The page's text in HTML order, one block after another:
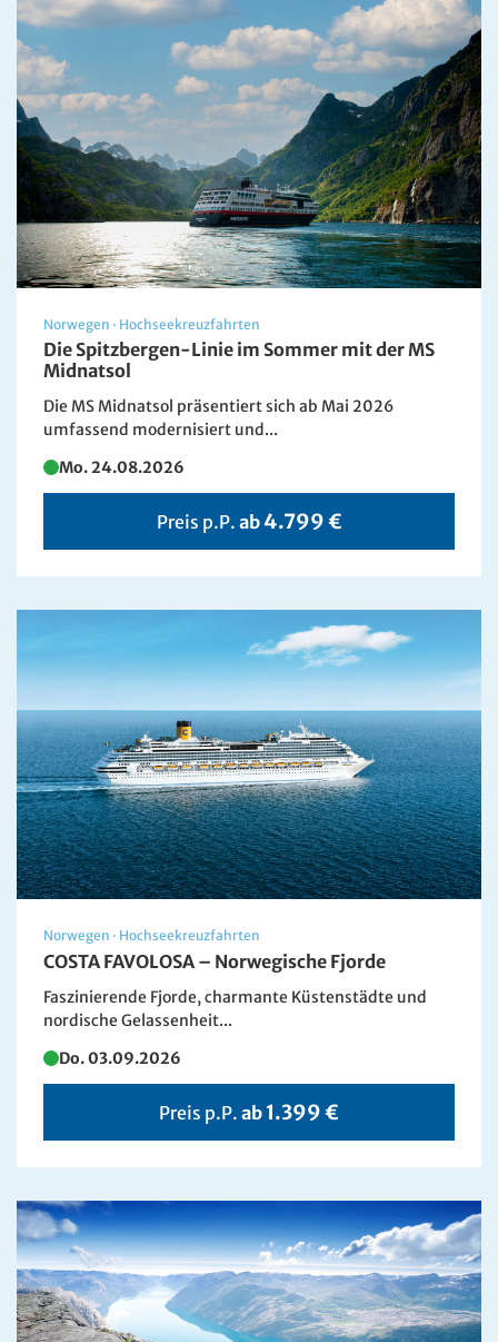
Norwegen · Hochseekreuzfahrten
Die Spitzbergen-Linie im Sommer mit der MS
Midnatsol
Die MS Midnatsol präsentiert sich ab Mai 2026
umfassend modernisiert und...
Mo. 24.08.2026
Preis p.P. ab4.799 €
Norwegen · Hochseekreuzfahrten
COSTA FAVOLOSA – Norwegische Fjorde
Faszinierende Fjorde, charmante Küstenstädte und
nordische Gelassenheit...
Do. 03.09.2026
Preis p.P. ab 1.399 €